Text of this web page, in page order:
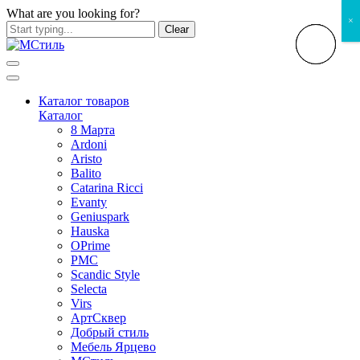
What are you looking for?
Clear
Каталог товаров
Каталог
8 Марта
Ardoni
Aristo
Balito
Catarina Ricci
Evanty
Geniuspark
Hauska
OPrime
PMC
Scandic Style
Selecta
Virs
АртСквер
Добрый стиль
Мебель Ярцево
×